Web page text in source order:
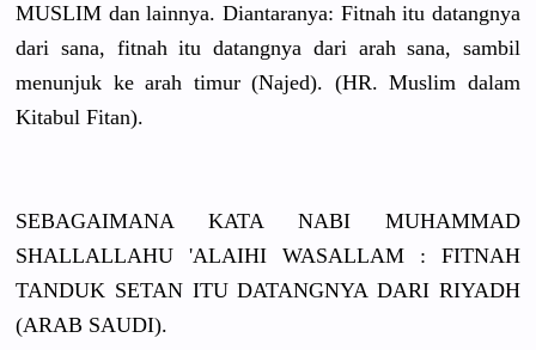
MUSLIM dan lainnya. Diantaranya: Fitnah itu datangnya
dari sana, fitnah itu datangnya dari arah sana, sambil
menunjuk ke arah timur (Najed). (HR. Muslim dalam
Kitabul Fitan).
SEBAGAIMANA KATA NABI MUHAMMAD
SHALLALLAHU 'ALAIHI WASALLAM : FITNAH
TANDUK SETAN ITU DATANGNYA DARI RIYADH
(ARAB SAUDI).